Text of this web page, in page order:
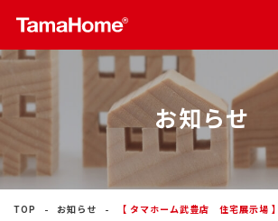
カタログ
注文住宅
お知らせ
TOP お知らせ 【 タマホーム武豊店 住宅展示場 】